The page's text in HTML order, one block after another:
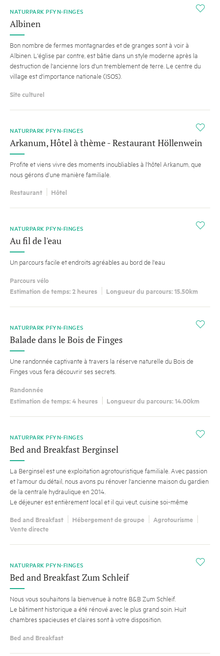
i
NATURPARK PFYN-FINGES
Albinen
Bon nombre de fermes montagnardes et de granges sont à voir à
Albinen. L'église par contre, est bâtie dans un style moderne après la
destruction de l'ancienne lors d'un tremblement de terre. Le centre du
village est d'importance nationale (ISOS).
Site culturel
i
NATURPARK PFYN-FINGES
Arkanum, Hôtel à thème - Restaurant Höllenwein
Profite et viens vivre des moments inoubliables à l'hôtel Arkanum, que
nous gérons d’une manière familiale.
Restaurant Hôtel
i
NATURPARK PFYN-FINGES
Au fil de l'eau
Un parcours facile et endroits agréables au bord de l'eau
Parcours vélo
Estimation de temps: 2 heures
Longueur du parcours: 15.50km
i
NATURPARK PFYN-FINGES
Balade dans le Bois de Finges
Une randonnée captivante à travers la réserve naturelle du Bois de
Finges vous fera découvrir ses secrets.
Randonnée
Estimation de temps: 4 heures
Longueur du parcours: 14.00km
i
NATURPARK PFYN-FINGES
Bed and Breakfast Berginsel
La Berginsel est une exploitation agrotouristique familiale. Avec passion
et l'amour du détail, nous avons pu rénover l'ancienne maison du gardien
de la centrale hydraulique en 2014.
Le déjeuner est entièrement local et il qui veut, cuisine soi-même
Bed and Breakfast Hébergement de groupe
Agrotourisme
Vente directe
i
NATURPARK PFYN-FINGES
Bed and Breakfast Zum Schleif
Nous vous souhaitons la bienvenue à notre B&B Zum Schleif.
Le bâtiment historique a été rénové avec le plus grand soin. Huit
chambres spacieuses et claires sont à votre disposition.
Bed and Breakfast